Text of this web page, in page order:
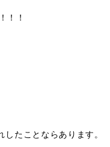
！！
たことならあります。